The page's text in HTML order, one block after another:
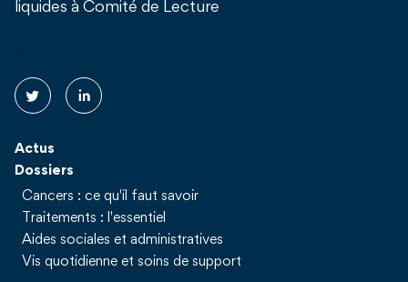
liquides à Comité de Lecture
Actus
Dossiers
Cancers : ce qu'il faut savoir
Traitements : l'essentiel
Aides sociales et administratives
Vis quotidienne et soins de support